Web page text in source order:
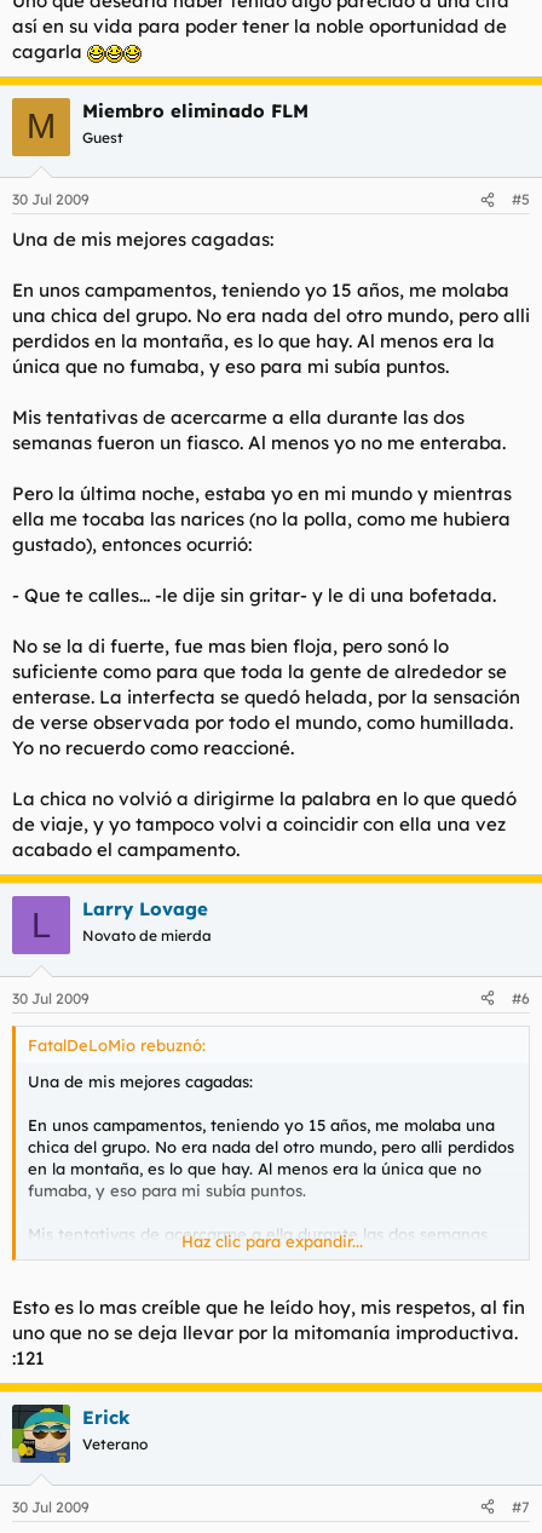
así en su vida para poder tener la noble oportunidad de
cagarla
M Miembro eliminado FLM
Guest
30 Jul 2009 #5
Una de mis mejores cagadas:
En unos campamentos, teniendo yo 15 años, me molaba
una chica del grupo. No era nada del otro mundo, pero alli
perdidos en la montaña, es lo que hay. Al menos era la
única que no fumaba, y eso para mi subía puntos.
Mis tentativas de acercarme a ella durante las dos
semanas fueron un fiasco. Al menos yo no me enteraba.
Pero la última noche, estaba yo en mi mundo y mientras
ella me tocaba las narices (no la polla, como me hubiera
gustado), entonces ocurrió:
- Que te calles... -le dije sin gritar- y le di una bofetada.
No se la di fuerte, fue mas bien floja, pero sonó lo
suficiente como para que toda la gente de alrededor se
enterase. La interfecta se quedó helada, por la sensación
de verse observada por todo el mundo, como humillada.
Yo no recuerdo como reaccioné.
La chica no volvió a dirigirme la palabra en lo que quedó
de viaje, y yo tampoco volvi a coincidir con ella una vez
acabado el campamento.
L Larry Lovage
Novato de mierda
30 Jul 2009 #6
FatalDeLoMio rebuznó:
Una de mis mejores cagadas:
En unos campamentos, teniendo yo 15 años, me molaba una
chica del grupo. No era nada del otro mundo, pero alli perdidos
en la montaña, es lo que hay. Al menos era la única que no
fumaba, y eso para mi subía puntos.
Mis tentativas de acercarme a ella durante las dos semanas
fueron un fiasco. Al menos yo no me enteraba.
Pero la última noche, estaba yo en mi mundo y mientras ella
me tocaba las narices (no la polla, como me hubiera gustado),
entonces ocurrió:
- Que te calles... -le dije sin gritar- y le di una bofetada.
No se la di fuerte, fue mas bien floja, pero sonó lo suficiente
como para que toda la gente de alrededor se enterase. La
interfecta se quedó helada, por la sensación de verse
observada por todo el mundo, como humillada. Yo no recuerdo
como reaccioné.
Haz clic para expandir...
Esto es lo mas creíble que he leído hoy, mis respetos, al fin
uno que no se deja llevar por la mitomanía improductiva.
:121
Erick
Veterano
30 Jul 2009 #7